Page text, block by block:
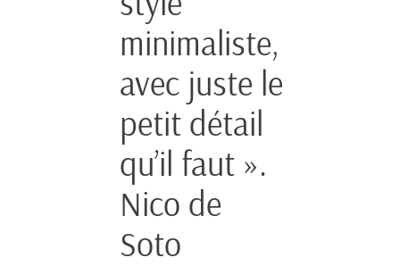
minimaliste,
avec juste le
petit détail
qu’il faut ».
Nico de
Soto